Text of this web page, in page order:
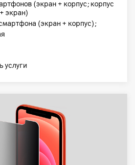
(экран + корпус; корпус
экран)
(экран + корпус);
услуги